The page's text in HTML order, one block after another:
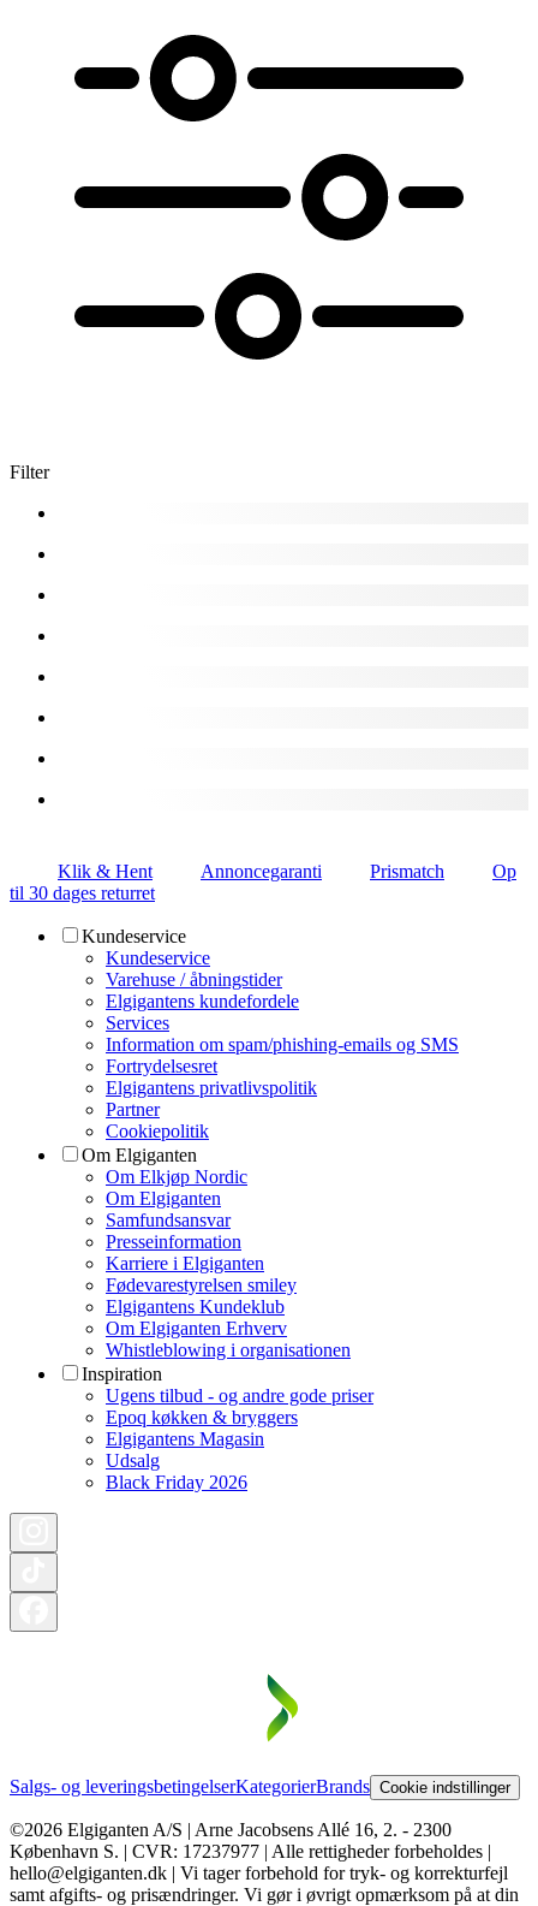
Filter
Klik & Hent Annoncegaranti Prismatch
Op
til 30 dages returret
Kundeservice
Kundeservice
Varehuse / åbningstider
Elgigantens kundefordele
Services
Information om spam/phishing-emails og SMS
Fortrydelsesret
Elgigantens privatlivspolitik
Partner
Cookiepolitik
Om Elgiganten
Om Elkjøp Nordic
Om Elgiganten
Samfundsansvar
Presseinformation
Karriere i Elgiganten
Fødevarestyrelsen smiley
Elgigantens Kundeklub
Om Elgiganten Erhverv
Whistleblowing i organisationen
Inspiration
Ugens tilbud - og andre gode priser
Epoq køkken & bryggers
Elgigantens Magasin
Udsalg
Black Friday 2026
Salgs- og leveringsbetingelserKategorierBrands Cookie indstillinger
©2026 Elgiganten A/S | Arne Jacobsens Allé 16, 2. - 2300
København S. | CVR: 17237977 | Alle rettigheder forbeholdes |
hello@elgiganten.dk | Vi tager forbehold for tryk- og korrekturfejl
samt afgifts- og prisændringer. Vi gør i øvrigt opmærksom på at din